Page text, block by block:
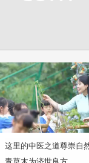
这里的中医之道尊崇自